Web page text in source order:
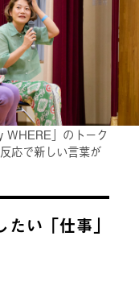
」のトーク
応で新しい言葉が
い「仕事」